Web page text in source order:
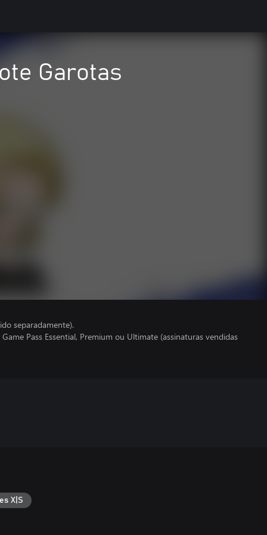
Garotas
separadamente).
Pass Essential, Premium ou Ultimate (assinaturas vendidas
X|S